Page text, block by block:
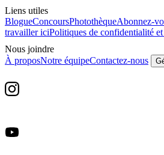
Liens utiles
BlogueConcoursPhotothèqueAbonnez-
travailler iciPolitiques de confidentialité
Nous joindre
À proposNotre équipeContactez-nous